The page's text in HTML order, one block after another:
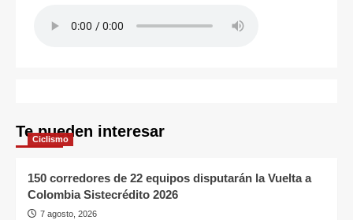
Te pueden interesar
Ciclismo
150 corredores de 22 equipos disputarán la Vuelta a
Colombia Sistecrédito 2026
7 agosto, 2026